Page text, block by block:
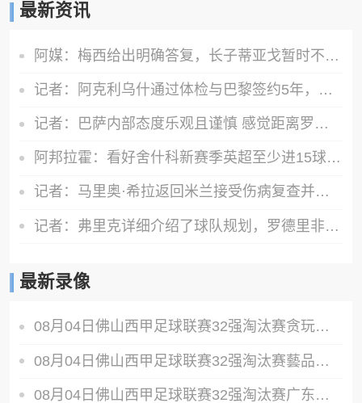
最新资讯
阿媒：梅西给出明确答复，长子蒂亚戈暂时不会前往拉玛西亚青训
记者：阿克利乌什通过体检与巴黎签约5年，转会费5000万欧元
记者：巴萨内部态度乐观且谨慎 感觉距离罗德里转会完成更近了
阿邦拉霍：看好舍什科新赛季英超至少进15球，期待他越踢越好
记者：马里奥·希拉返回米兰接受伤病复查并继续康复工作
记者：弗里克详细介绍了球队规划，罗德里非常认可并选择加盟巴萨
最新录像
08月04日佛山西甲足球联赛32强淘汰赛贪玩游戏VS美的薪火全场录像
08月04日佛山西甲足球联赛32强淘汰赛藝品高國際VS湛江狂狼·粵辉能源全场录像
08月04日佛山西甲足球联赛32强淘汰赛广东西南建设VS香港圣徒全场录像